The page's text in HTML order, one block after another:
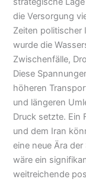
die Versorgung
Zeiten politischer
wurde die
Zwischenfälle,
Diese
höheren
und längeren
Druck setzte. Ein
und dem Iran
eine neue Ära
wäre ein
weitreichende